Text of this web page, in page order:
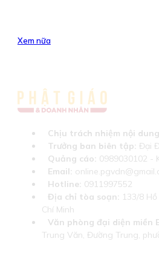
Xem nữa
Chịu trách nhiệm nội
Trưởng ban biên tập: Đại
Quảng cáo: 0989030102 -
Email:
Hotline: 0911997552
Địa chỉ tòa soạn: 133/8
Chí Minh
Văn phòng đại diện miền
Trung Văn, Đường Trung,